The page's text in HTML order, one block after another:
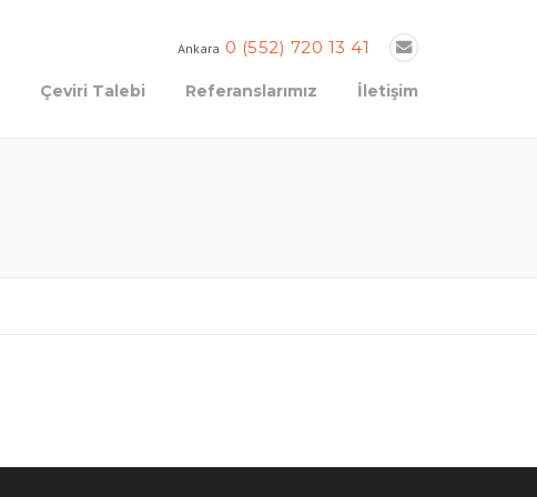
Ankara 0 (552) 720 13 41
Çeviri Talebi Referanslarımız İletişim